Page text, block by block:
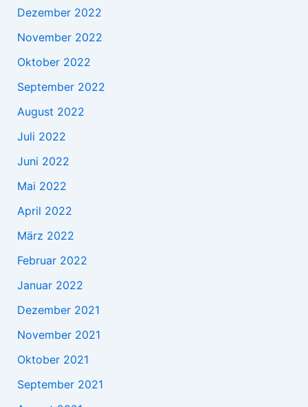
Dezember 2022
November 2022
Oktober 2022
September 2022
August 2022
Juli 2022
Juni 2022
Mai 2022
April 2022
März 2022
Februar 2022
Januar 2022
Dezember 2021
November 2021
Oktober 2021
September 2021